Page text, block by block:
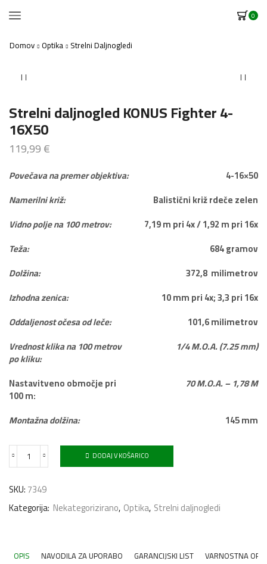
0
Domov Optika Strelni Daljnogledi
Strelni daljnogled KONUS Fighter 4-
16X50
119,99€
Povečava na premer objektiva:
4-16×50
Namerilni križ:
Balistični križ rdeče zelen
Vidno polje na 100 metrov:
7,19 m pri 4x / 1,92 m pri 16x
Teža:
684 gramov
Dolžina:
372,8 milimetrov
Izhodna zenica:
10 mm pri 4x; 3,3 pri 16x
Oddaljenost očesa od leče:
101,6 milimetrov
Vrednost klika na 100 metrov
po kliku:
1/4 M.O.A. (7.25 mm)
Nastavitveno območje pri
100 m:
70 M.O.A. – 1,78 M
Montažna dolžina: 145 mm
Strelni
daljnogled
Fighter
4-
16X50
DODAJ V KOŠARICO
SKU:7349
Kategorija: Nekategorizirano, Optika, Strelni daljnogledi
OPIS NAVODILA ZA UPORABO GARANCIJSKI LIST VARNOSTNA